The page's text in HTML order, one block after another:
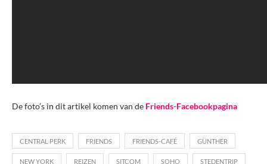
De foto’s in dit artikel komen van de Friends-Facebookpagina
CENTRAL PERK FRIENDS FRIENDS-CAFÉ GÜNTHER
NEW YORK REIZEN SITCOM SOHO STEDENTRIP